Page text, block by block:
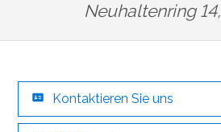
Neuhaltenring 14,
Kontaktieren Sie uns